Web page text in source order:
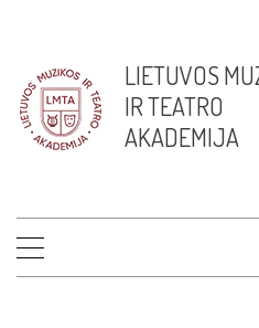
LIETUVOS
IR TEATRO
AKADEMIJA